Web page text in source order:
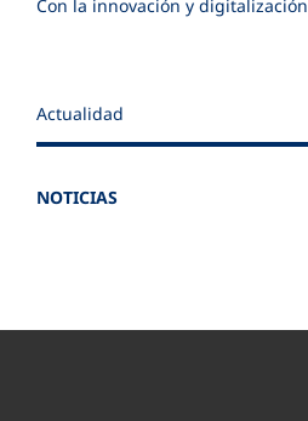
Con la innovación y digitalización
Actualidad
NOTICIAS